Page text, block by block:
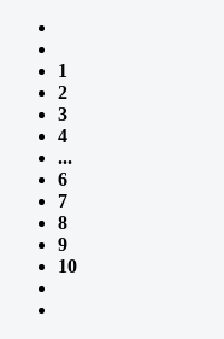
1
2
3
4
...
6
7
8
9
10